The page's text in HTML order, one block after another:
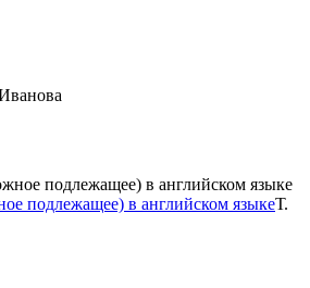
подлежащее) в английском языкеТ.